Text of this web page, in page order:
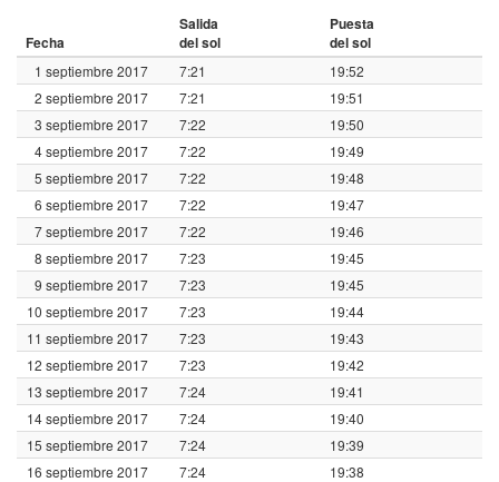
Fecha
Salida
del sol
Puesta
del sol
1 septiembre 2017 7:21
19:52
2 septiembre 2017
7:21
19:51
3 septiembre 2017
7:22
19:50
4 septiembre 2017
7:22
19:49
5 septiembre 2017
7:22
19:48
6 septiembre 2017
7:22
19:47
7 septiembre 2017
7:22
19:46
8 septiembre 2017
7:23
19:45
9 septiembre 2017
7:23
19:45
10 septiembre 2017
7:23
19:44
11 septiembre 2017
7:23
19:43
12 septiembre 2017
7:23
19:42
13 septiembre 2017
7:24
19:41
14 septiembre 2017
7:24
19:40
15 septiembre 2017
7:24
19:39
16 septiembre 2017
7:24
19:38